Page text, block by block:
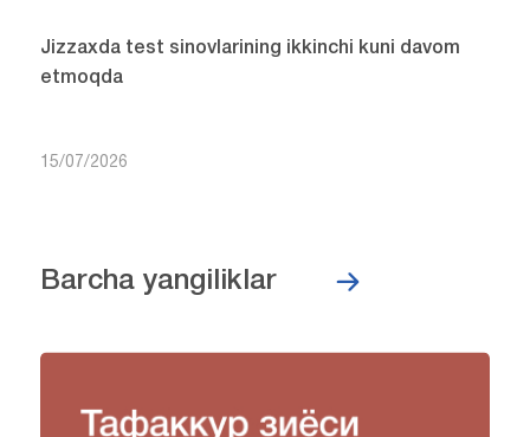
Jizzaxda test sinovlarining ikkinchi kuni davom
etmoqda
15/07/2026
Barcha yangiliklar